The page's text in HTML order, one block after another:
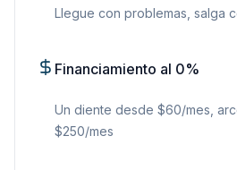
Llegue con problemas, salga
Financiamiento al 0%
Un diente desde $60/mes,
$250/mes